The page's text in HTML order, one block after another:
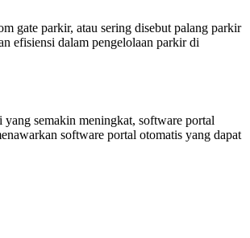
gate parkir, atau sering disebut palang parkir
efisiensi dalam pengelolaan parkir di
semakin meningkat, software portal
software portal otomatis yang dapat